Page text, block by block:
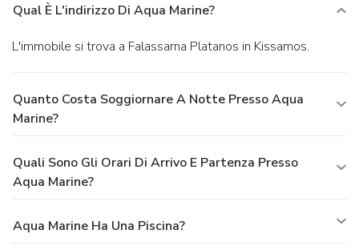
Qual È L'indirizzo Di Aqua Marine?
L'immobile si trova a Falassarna Platanos in Kissamos.
Quanto Costa Soggiornare A Notte Presso Aqua
Marine?
Quali Sono Gli Orari Di Arrivo E Partenza Presso
Aqua Marine?
Aqua Marine Ha Una Piscina?